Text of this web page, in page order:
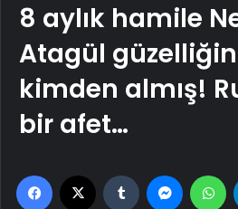
8 aylık hamile
Atagül
kimden almış!
bir afet…
Facebook Tumblr